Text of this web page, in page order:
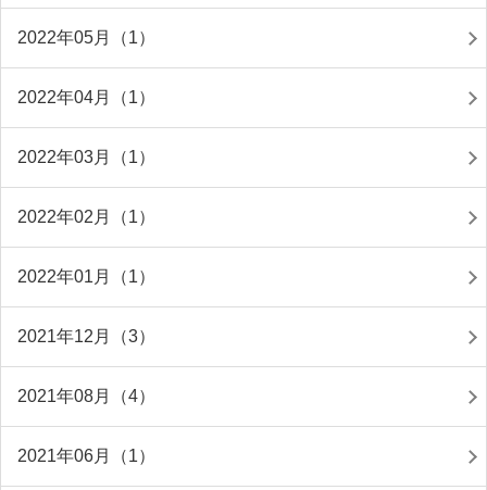
2022年05月（1）
2022年04月（1）
2022年03月（1）
2022年02月（1）
2022年01月（1）
2021年12月（3）
2021年08月（4）
2021年06月（1）